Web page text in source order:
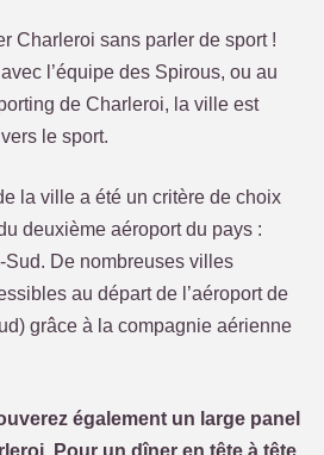
Charleroi sans parler de sport !
l’équipe des Spirous, ou au
de Charleroi, la ville est
le sport.
la ville a été un critère de choix
deuxième aéroport du pays :
Sud. De nombreuses villes
au départ de l’aéroport de
grâce à la compagnie aérienne
également un large panel
Pour un dîner en tête à tête